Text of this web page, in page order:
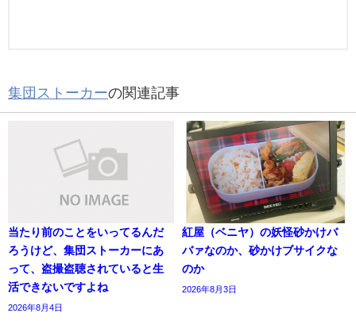
集団ストーカーの関連記事
当たり前のことをいってるんだ
ろうけど、集団ストーカーにあ
って、盗撮盗聴されていると生
活できないですよね
2026年8月4日
紅屋（ベニヤ）の妖怪砂かけバ
バァなのか、砂かけブサイクな
のか
2026年8月3日